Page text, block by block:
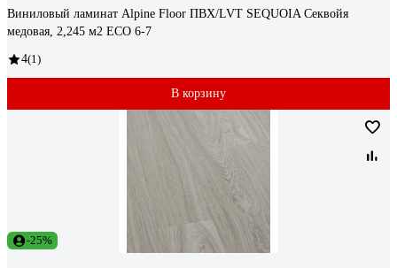
Виниловый ламинат Alpine Floor ПВХ/LVT SEQUOIA Секвойя
медовая, 2,245 м2 ЕСО 6-7
4(1)
В корзину
-25%